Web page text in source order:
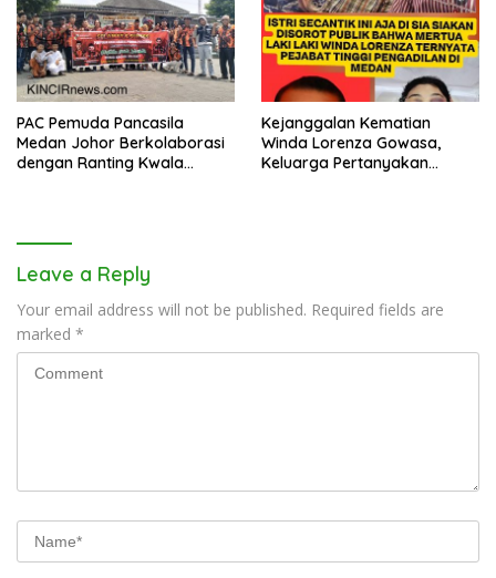
PAC Pemuda Pancasila
Medan Johor Berkolaborasi
dengan Ranting Kwala
Kejanggalan Kematian
Winda Lorenza Gowasa,
Keluarga Pertanyakan
Leave a Reply
Your email address will not be published. Required fields are
marked *